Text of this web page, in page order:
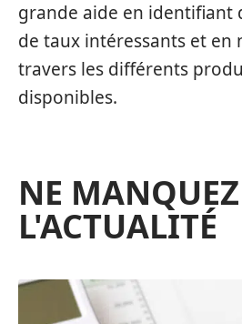
grande aide en identifiant
de taux intéressants et en
travers les différents
disponibles.
NE
L'ACTUALITÉ